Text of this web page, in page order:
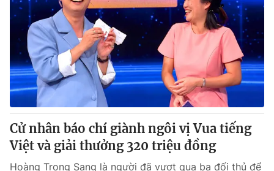
VTV Sức khoẻ Bất động sản
Thị trường 24h Tấm lòng Việt
VTV4 Vươn mình bằng AI
VTV9 VTV8
Cử nhân báo chí giành ngôi vị Vua tiếng
Việt và giải thưởng 320 triệu đồng
Hoàng Trọng Sang là người đã vượt qua ba đối thủ để